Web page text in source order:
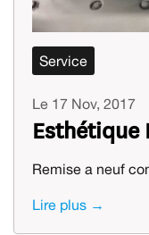
Service
Le 17 Nov, 2017
Esthétique
Remise a neuf
Lire plus →